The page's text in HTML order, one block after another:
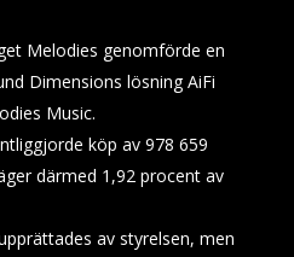
Melodies genomförde en
Dimensions lösning AiFi
Music.
köp av 978 659
därmed 1,92 procent av
av styrelsen, men